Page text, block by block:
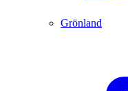
Grönland